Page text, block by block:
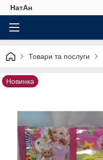
НатАн
Товари та послуги
Новинка